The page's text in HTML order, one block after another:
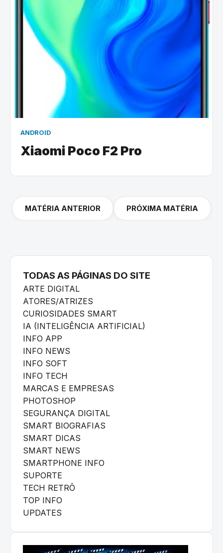
ANDROID
Xiaomi Poco F2 Pro
MATÉRIA ANTERIOR PRÓXIMA MATÉRIA
TODAS AS PÁGINAS DO SITE
ARTE DIGITAL
ATORES/ATRIZES
CURIOSIDADES SMART
IA (INTELIGÊNCIA ARTIFICIAL)
INFO APP
INFO NEWS
INFO SOFT
INFO TECH
MARCAS E EMPRESAS
PHOTOSHOP
SEGURANÇA DIGITAL
SMART BIOGRAFIAS
SMART DICAS
SMART NEWS
SMARTPHONE INFO
SUPORTE
TECH RETRÔ
TOP INFO
UPDATES